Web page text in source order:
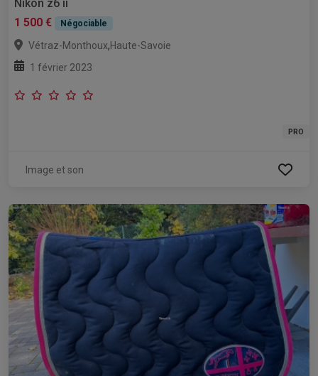
Nikon z6 ii
1 500 €
Négociable
Vétraz-Monthoux,Haute-Savoie
1 février 2023
PRO
Image et son